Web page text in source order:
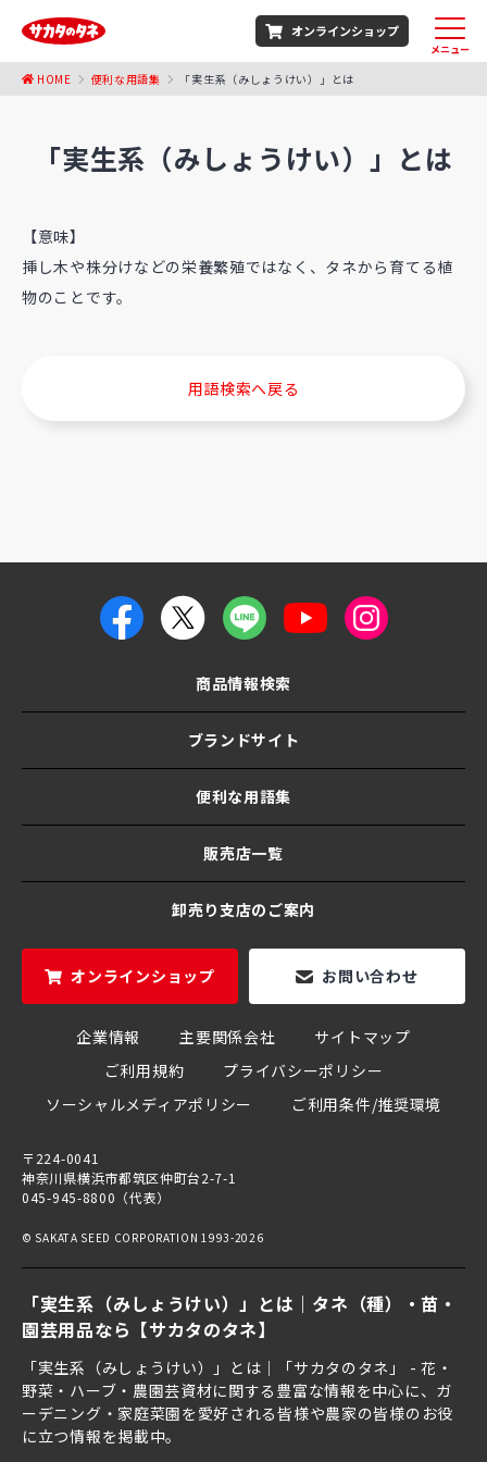
「実生系（みしょうけい）」とは｜タネ（種）・苗・
園芸用品なら【サカタのタネ】
「実生系（みしょうけい）」とは｜「サカタのタネ」 - 花・
野菜・ハーブ・農園芸資材に関する豊富な情報を中心に、ガ
ーデニング・家庭菜園を愛好される皆様や農家の皆様のお役
に立つ情報を掲載中。
オンラインショップ
メニュー
HOME 便利な用語集 「実生系（みしょうけい）」とは
「実生系（みしょうけい）」とは
【意味】
挿し木や株分けなどの栄養繁殖ではなく、タネから育てる植
物のことです。
用語検索へ戻る
商品情報検索
ブランドサイト
便利な用語集
販売店一覧
卸売り支店のご案内
オンラインショップ お問い合わせ
企業情報 主要関係会社
サイトマップ
ご利用規約
プライバシーポリシー
ソーシャルメディアポリシー
ご利用条件/推奨環境
〒224-0041
神奈川県横浜市都筑区仲町台2-7-1
045-945-8800（代表）
© SAKATA SEED CORPORATION 1993-2026